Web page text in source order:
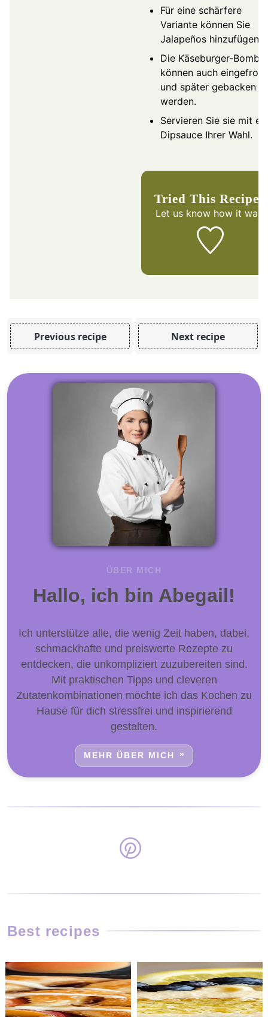
Für eine schärfere
Variante können Sie
Jalapeños hinzufügen.
Die Käseburger-
können auch
und später gebacken
werden.
Servieren Sie sie mit
Dipsauce Ihrer Wahl.
Tried This Recipe?
Let us knowhow it was!
Previous recipe Next recipe
ÜBER MICH
Hallo, ich bin Abegail!
Ich unterstütze alle, die wenig Zeit haben, dabei,
schmackhafte und preiswerte Rezepte zu
entdecken, die unkompliziert zuzubereiten sind.
Mit praktischen Tipps und cleveren
Zutatenkombinationen möchte ich das Kochen zu
Hause für dich stressfrei und inspirierend
gestalten.
MEHR ÜBER MICH
Best recipes